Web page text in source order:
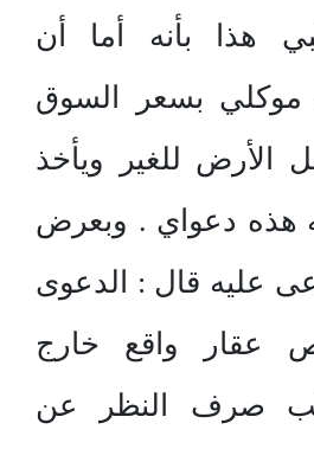
هذا بأنه أما أن
بسعر السوق
الأرض للغير ويأخذ
هذه دعواي . وبعرض
عليه قال : الدعوى
عقار واقع خارج
صرف النظر عن